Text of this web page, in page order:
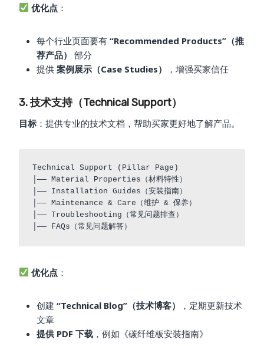
优化点 ：
每个行业页面要有 “Recommended Products”（推
荐产品）
部分
提供 案例展示（Case Studies） ，增强买家信任
3. 技术支持（Technical Support）
目标 ：提供专业的技术文档，帮助买家更好地了解产品。
Technical Support (Pillar Page)
│── Material Properties（材料特性）
│── Installation Guides（安装指南）
│── Maintenance & Care（维护 & 保养）
│── Troubleshooting（常见问题排查）
优化点 ：
创建 “Technical Blog”（技术博客）
，定期更新技术
文章
提供 PDF 下载 ，例如《碳纤维板安装指南》